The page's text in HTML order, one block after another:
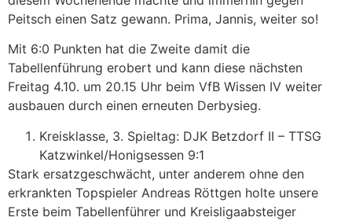
Peitsch einen Satz gewann. Prima, Jannis, weiter so!
Mit 6:0 Punkten hat die Zweite damit die
Tabellenführung erobert und kann diese nächsten
Freitag 4.10. um 20.15 Uhr beim VfB Wissen IV weiter
ausbauen durch einen erneuten Derbysieg.
Kreisklasse, 3. Spieltag: DJK Betzdorf II – TTSG
Katzwinkel/Honigsessen 9:1
Stark ersatzgeschwächt, unter anderem ohne den
erkrankten Topspieler Andreas Röttgen holte unsere
Erste beim Tabellenführer und Kreisligaabsteiger